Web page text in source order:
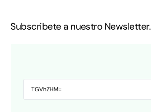
Subscribete a nuestro Newsletter.